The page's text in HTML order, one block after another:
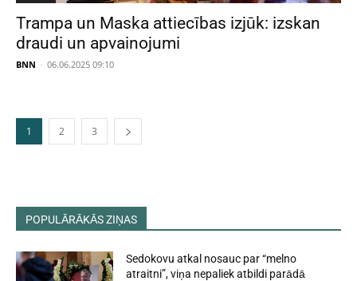
Trampa un Maska attiecības izjūk: izskan
draudi un apvainojumi
BNN - 06.06.2025 09:10
1 2 3
POPULĀRĀKĀS ZIŅAS
Sedokovu atkal nosauc par “melno
atraitni”, viņa nepaliek atbildi parādā